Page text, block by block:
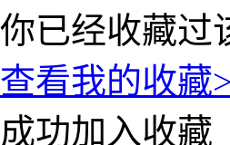
你已经收藏过
查看我的收藏
成功加入收藏